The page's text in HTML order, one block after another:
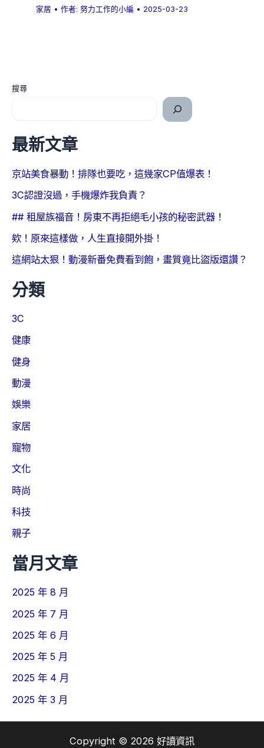
家居 • 作者:努力工作的小編 • 2025-03-23
搜尋
最新文章
京站美食暴動！排隊也要吃，這幾家CP值爆表！
3C認證沒過，手機爆炸我負責？
## 租屋族福音！房東不再拒絕毛小孩的秘密武器！
欸！原來這樣做，人生直接開外掛！
這網站太狠！動漫新番免費看到飽，畫質竟比盜版還讚？
分類
3C
健康
健身
動漫
娛樂
家居
寵物
文化
時尚
科技
親子
當月文章
2025 年 8 月
2025 年 7 月
2025 年 6 月
2025 年 5 月
2025 年 4 月
2025 年 3 月
Copyright © 2026 好讀資訊